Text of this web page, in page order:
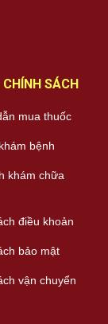
CHÍNH SÁCH
mua thuốc
bệnh
khám chữa
điều khoản
bảo mật
vận chuyển